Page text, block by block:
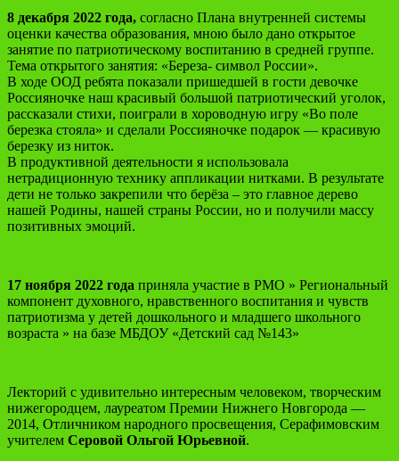
8 декабря 2022 года, согласно Плана внутренней системы
оценки качества образования, мною было дано открытое
занятие по патриотическому воспитанию в средней группе.
Тема открытого занятия: «Береза- символ России».
В ходе ООД ребята показали пришедшей в гости девочке
Россияночке наш красивый большой патриотический уголок,
рассказали стихи, поиграли в хороводную игру «Во поле
березка стояла» и сделали Россияночке подарок — красивую
березку из ниток.
В продуктивной деятельности я использовала
нетрадиционную технику аппликации нитками. В результате
дети не только закрепили что берёза – это главное дерево
нашей Родины, нашей страны России, но и получили массу
позитивных эмоций.
17 ноября 2022 года приняла участие в РМО » Региональный
компонент духовного, нравственного воспитания и чувств
патриотизма у детей дошкольного и младшего школьного
возраста » на базе МБДОУ «Детский сад №143»
Лекторий с удивительно интересным человеком, творческим
нижегородцем, лауреатом Премии Нижнего Новгорода —
2014, Отличником народного просвещения, Серафимовским
учителем Серовой Ольгой Юрьевной.